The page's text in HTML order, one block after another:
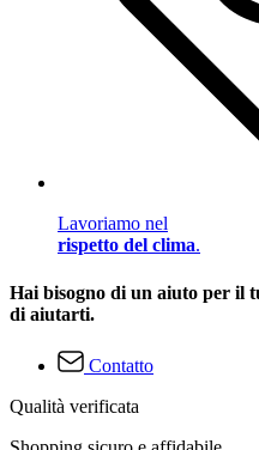
Lavoriamo nel
rispetto del clima.
Hai bisogno di un aiuto per il
di aiutarti.
Contatto
Qualità verificata